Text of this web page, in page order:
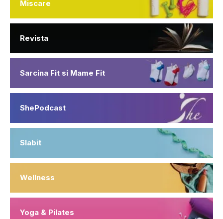
Miscare
Revista
Sarcina Fit si Mame Fit
ShePodcast
Slabit
Wellness
Yoga & Pilates